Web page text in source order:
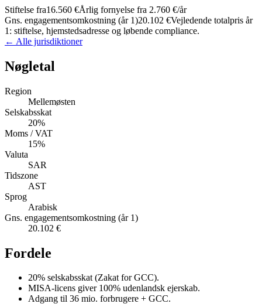
Stiftelse fra16.560 €Årlig fornyelse fra 2.760 €/år
Gns. engagementsomkostning (år 1)20.102 €Vejledende totalpris år
1: stiftelse, hjemstedsadresse og løbende compliance.
← Alle jurisdiktioner
Nøgletal
Region
Mellemøsten
Selskabsskat
20%
Moms / VAT
15%
Valuta
SAR
Tidszone
AST
Sprog
Arabisk
Gns. engagementsomkostning (år 1)
20.102 €
Fordele
20% selskabsskat (Zakat for GCC).
MISA-licens giver 100% udenlandsk ejerskab.
Adgang til 36 mio. forbrugere + GCC.